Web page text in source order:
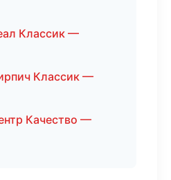
Классик —
Классик —
Качество —